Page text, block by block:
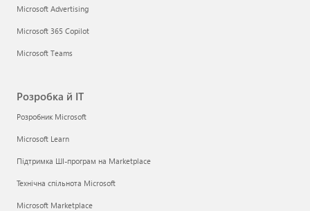
Microsoft Advertising
Microsoft 365 Copilot
Microsoft Teams
Розробка й ІТ
Розробник Microsoft
Microsoft Learn
Підтримка ШІ-програм на Marketplace
Технічна спільнота Microsoft
Microsoft Marketplace